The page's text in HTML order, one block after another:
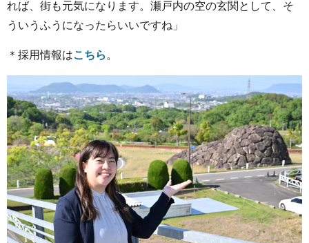
れば、街も元気になります。瀬戸内の空の玄関として、そ
ういうふうになったらいいですね」
＊採用情報はこちら。